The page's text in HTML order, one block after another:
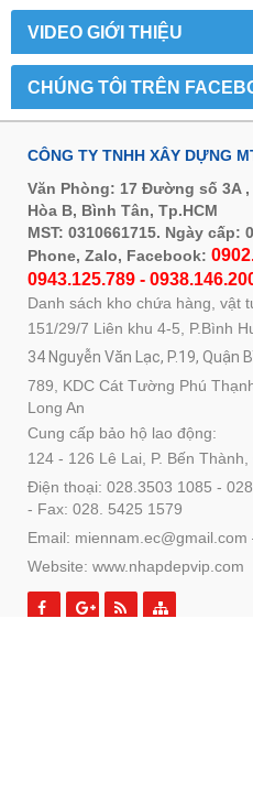
VIDEO GIỚI THIỆU
CHÚNG TÔI TRÊN
CÔNG TY TNHH XÂY DỰNG
Văn Phòng: 17 Đường số 3A
Hòa B, Bình Tân, Tp.HCM
MST: 0310661715. Ngày cấp:
Phone, Zalo, Facebook:
0943.125.789 -
Danh sách kho chứa hàng, vật
151/29/7 Liên khu 4-5, P.Bình
34 Nguyễn Văn Lạc, P.19, Quận
789, KDC Cát Tường Phú
Long An
Cung cấp bảo hộ lao động:
124 - 126 Lê Lai, P. Bến
Điện thoại: 028.3503 1085 -
- Fax: 028. 5425 1579
Email:
Website: www.nhapdepvip.com